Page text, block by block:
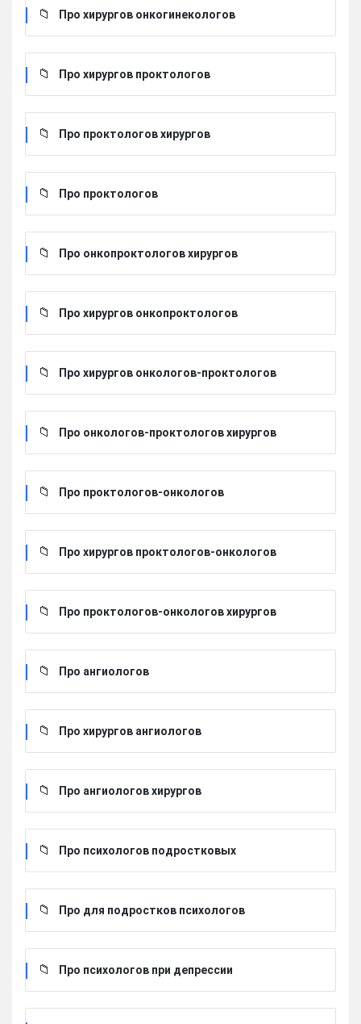
Про хирургов онкогинекологов
Про хирургов проктологов
Про проктологов хирургов
Про проктологов
Про онкопроктологов хирургов
Про хирургов онкопроктологов
Про хирургов онкологов-проктологов
Про онкологов-проктологов хирургов
Про проктологов-онкологов
Про хирургов проктологов-онкологов
Про проктологов-онкологов хирургов
Про ангиологов
Про хирургов ангиологов
Про ангиологов хирургов
Про психологов подростковых
Про для подростков психологов
Про психологов при депрессии